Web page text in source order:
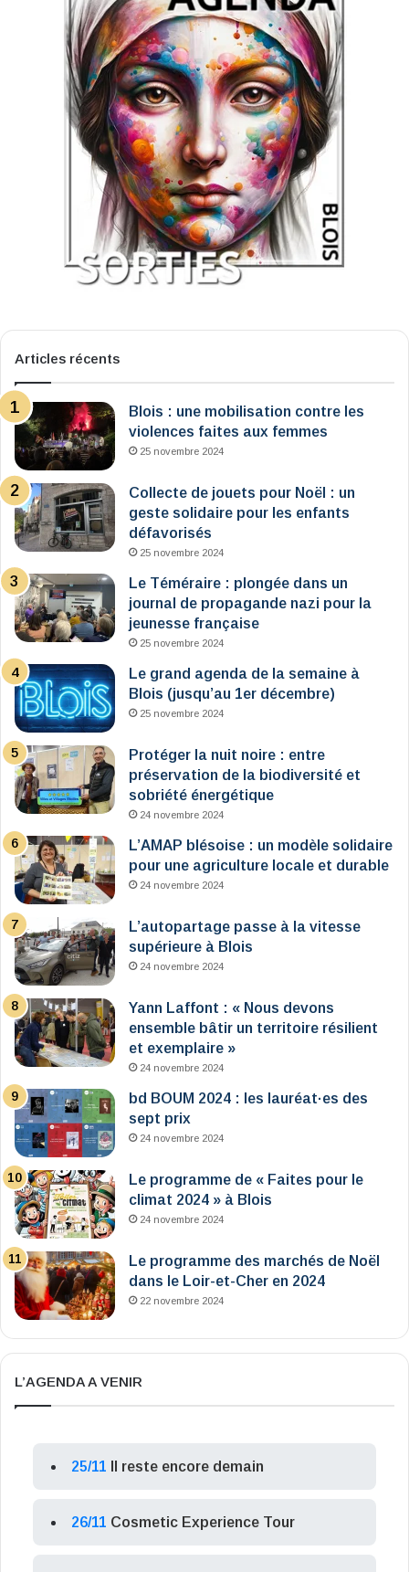
Articles récents
Blois : une mobilisation contre les
violences faites aux femmes
25 novembre 2024
Collecte de jouets pour Noël : un
geste solidaire pour les enfants
défavorisés
25 novembre 2024
Le Téméraire : plongée dans un
journal de propagande nazi pour la
jeunesse française
25 novembre 2024
Le grand agenda de la semaine à
Blois (jusqu’au 1er décembre)
25 novembre 2024
Protéger la nuit noire : entre
préservation de la biodiversité et
sobriété énergétique
24 novembre 2024
L’AMAP blésoise : un modèle solidaire
pour une agriculture locale et durable
24 novembre 2024
L’autopartage passe à la vitesse
supérieure à Blois
24 novembre 2024
Yann Laffont : « Nous devons
ensemble bâtir un territoire résilient
et exemplaire »
24 novembre 2024
bd BOUM 2024 : les lauréat·es des
sept prix
24 novembre 2024
Le programme de « Faites pour le
climat 2024 » à Blois
24 novembre 2024
Le programme des marchés de Noël
dans le Loir-et-Cher en 2024
22 novembre 2024
L’AGENDA A VENIR
25/11 Il reste encore demain
26/11 Cosmetic Experience Tour